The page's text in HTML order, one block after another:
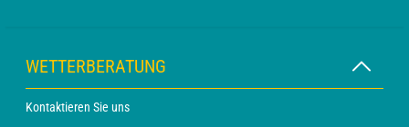
WETTERBERATUNG
Kontaktieren Sie uns